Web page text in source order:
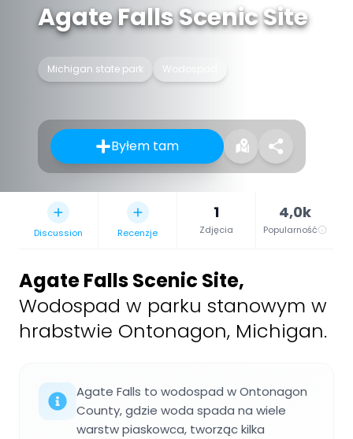
Agate Falls Scenic Site
Michigan state park Wodospad
Byłem tam
Discussion Recenzje
1
Zdjęcia
4,0k
Popularność
Agate Falls Scenic Site,
Wodospad w parku stanowym w
hrabstwie Ontonagon, Michigan.
Agate Falls to wodospad w Ontonagon
County, gdzie woda spada na wiele
warstw piaskowca, tworząc kilka